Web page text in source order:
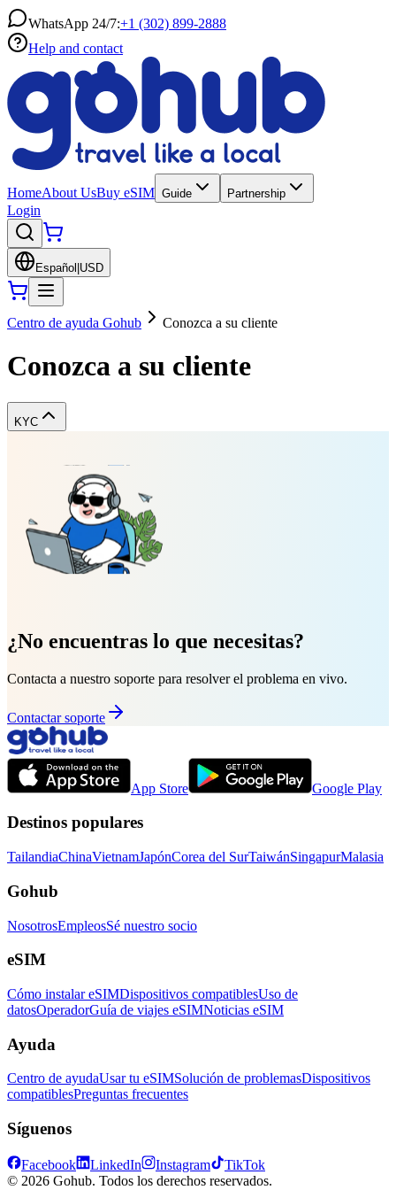
WhatsApp 24/7:+1 (302) 899-2888
Help and contact
HomeAbout UsBuy eSIM Guide Partnership
Login
Español USD
Centro de ayuda Gohub Conozca a su cliente
Conozca a su cliente
KYC
¿No encuentras lo que necesitas?
Contacta a nuestro soporte para resolver el problema en vivo.
Contactar soporte
App Store Google Play
Destinos populares
TailandiaChinaVietnamJapónCorea del SurTaiwánSingapurMalasia
Gohub
NosotrosEmpleosSé nuestro socio
eSIM
Cómo instalar eSIMDispositivos compatiblesUso de
datosOperadorGuía de viajes eSIMNoticias eSIM
Ayuda
Centro de ayudaUsar tu eSIMSolución de problemasDispositivos
compatiblesPreguntas frecuentes
Síguenos
Facebook LinkedIn Instagram
TikTok
© 2026 Gohub. Todos los derechos reservados.